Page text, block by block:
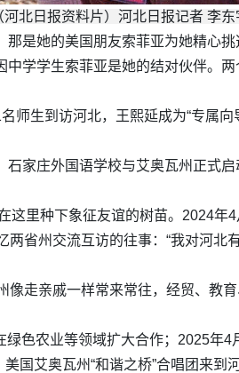
北日报资料片）河北日报记者 李东
是她的美国朋友索菲亚为她精心挑
学学生索菲亚是她的结对伙伴。
生到访河北，王熙延成为“专属向
家庄外国语学校与艾奥瓦州正式启
这里种下象征友谊的树苗。2024年
省州交流互访的往事：“我对河北
走亲戚一样常来常往，经贸、教
色农业等领域扩大合作；2025年4
国艾奥瓦州“和谐之桥”合唱团来到